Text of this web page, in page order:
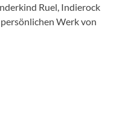
Ruel, Indierock
Werk von